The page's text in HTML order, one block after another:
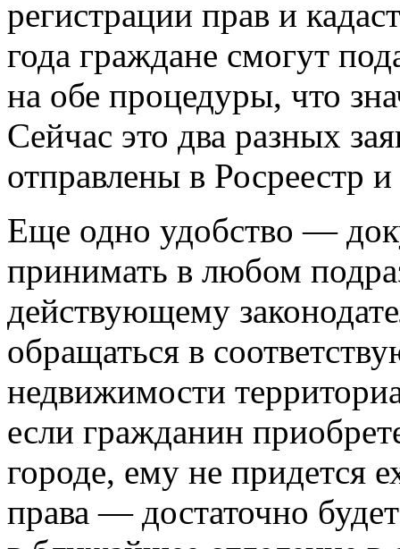
регистрации прав и
года граждане смогут
на обе процедуры, что
Сейчас это два разных
отправлены в Росреестр
Еще одно удобство —
принимать в любом
действующему
обращаться в
недвижимости
если гражданин
городе, ему не придется
права — достаточно